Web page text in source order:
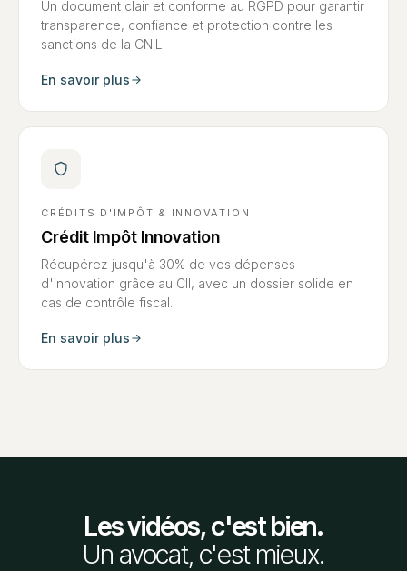
Un document clair et conforme au RGPD pour garantir
transparence, confiance et protection contre les
sanctions de la CNIL.
En savoir plus
CRÉDITS D'IMPÔT & INNOVATION
Crédit Impôt Innovation
Récupérez jusqu'à 30% de vos dépenses
d'innovation grâce au CII, avec un dossier solide en
cas de contrôle fiscal.
En savoir plus
Les vidéos, c'est bien.
Un avocat, c'est mieux.